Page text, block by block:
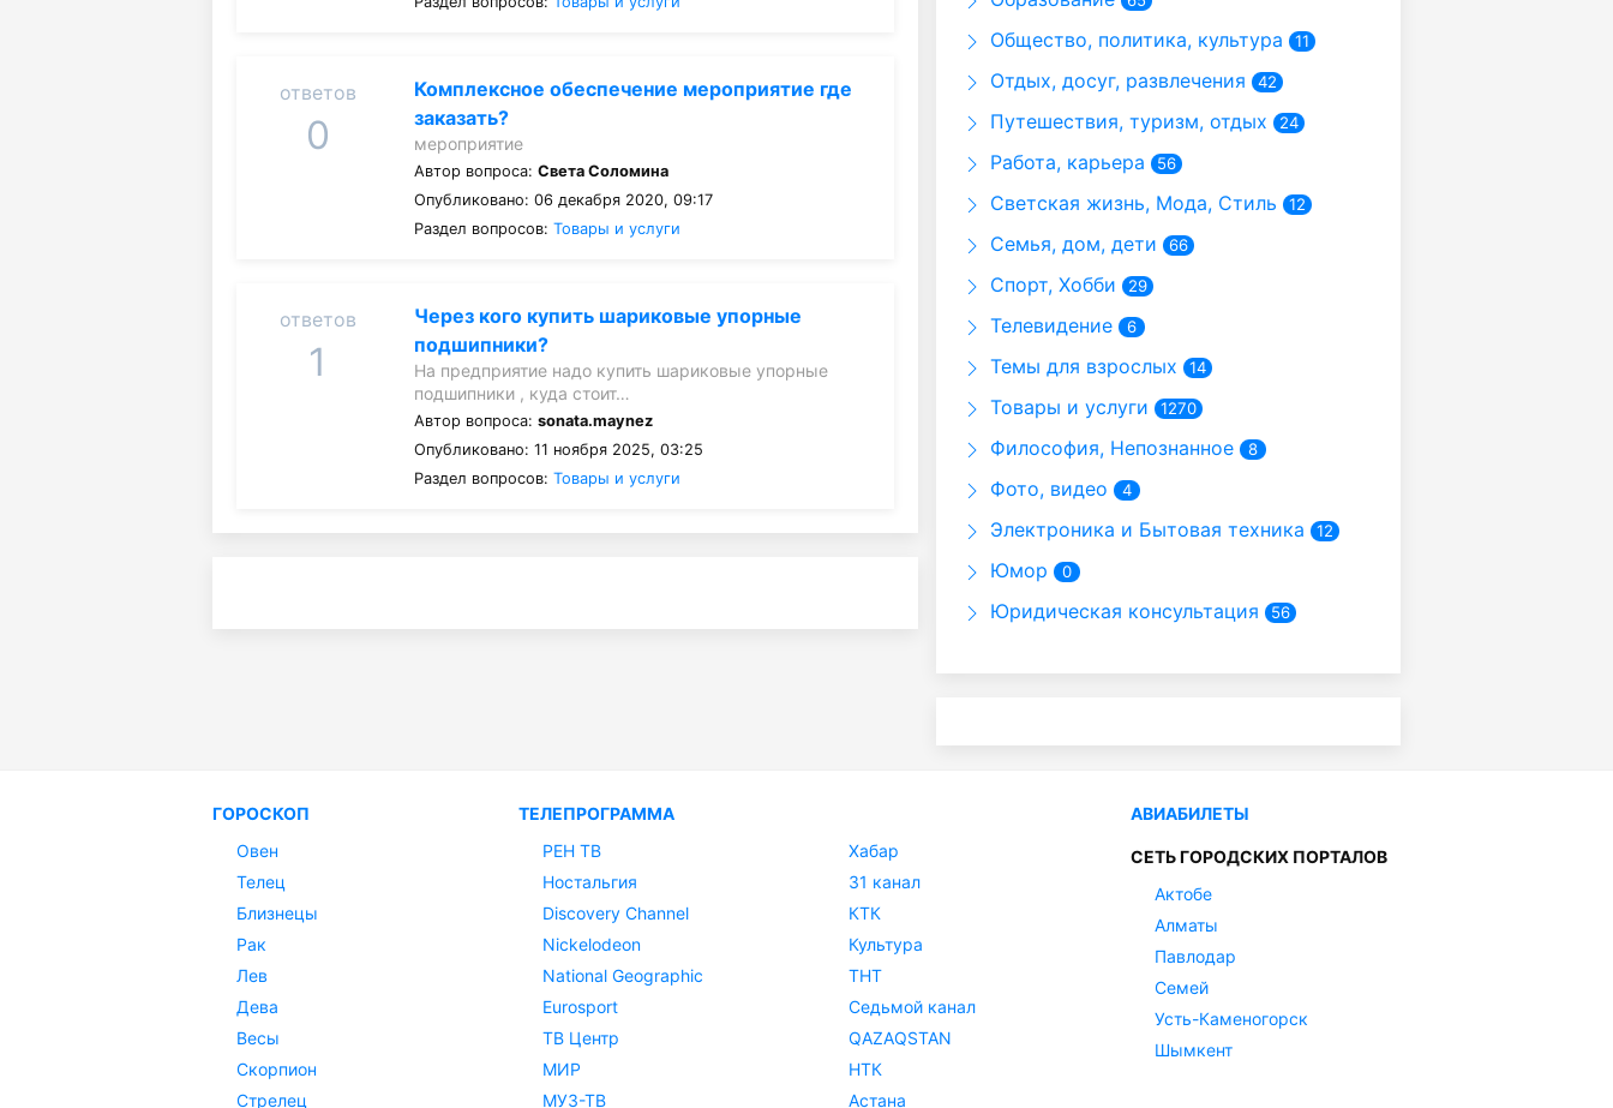
ответов
0
Комплексное обеспечение мероприятие где
заказать?
мероприятие
Автор вопроса:Света Соломина
Опубликовано: 06 декабря 2020, 09:17
Раздел вопросов:Товары и услуги
ответов
1
Через кого купить шариковые упорные
подшипники?
На предприятие надо купить шариковые упорные
подшипники , куда стоит…
Автор вопроса:sonata.maynez
Опубликовано: 11 ноября 2025, 03:25
Раздел вопросов:Товары и услуги
Общество, политика, культура 11
Отдых, досуг, развлечения 42
Путешествия, туризм, отдых 24
Работа, карьера 56
Светская жизнь, Мода, Стиль 12
Семья, дом, дети 66
Спорт, Хобби 29
Телевидение 6
Темы для взрослых 14
Товары и услуги 1270
Философия, Непознанное 8
Фото, видео 4
Электроника и Бытовая техника 12
Юмор 0
Юридическая консультация 56
ГОРОСКОП
Овен
Телец
Близнецы
Рак
Лев
Дева
Весы
Скорпион
Стрелец
ТЕЛЕПРОГРАММА
РЕН ТВ
Ностальгия
Discovery Channel
Nickelodeon
National Geographic
Eurosport
ТВ Центр
МИР
МУЗ-ТВ
Хабар
31 канал
КТК
Культура
ТНТ
Седьмой канал
QAZAQSTAN
НТК
Астана
АВИАБИЛЕТЫ
СЕТЬ ГОРОДСКИХ ПОРТАЛОВ
Актобе
Алматы
Павлодар
Семей
Усть-Каменогорск
Шымкент